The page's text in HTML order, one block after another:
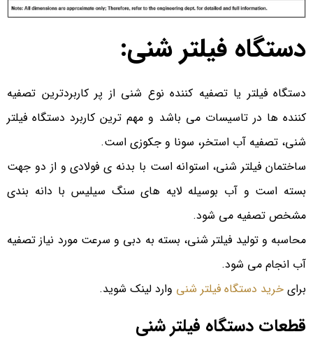
دستگاه فیلتر شنی:
دستگاه فیلتر یا تصفیه کننده نوع شنی از پر کاربردترین تصفیه
کننده ها در تاسیسات می باشد و مهم ترین کاربرد دستگاه فیلتر
شنی، تصفیه آب استخر، سونا و جکوزی است.
ساختمان فیلتر شنی، استوانه است با بدنه ی فولادی و از دو جهت
بسته است و آب بوسیله لایه های سنگ سیلیس با دانه بندی
مشخص تصفیه می شود.
محاسبه و تولید فيلتر شني، بسته به دبی و سرعت مورد نیاز تصفیه
آب انجام می شود.
برای خرید دستگاه فیلتر شنی وارد لینک شوید.
قطعات دستگاه فیلتر شنی